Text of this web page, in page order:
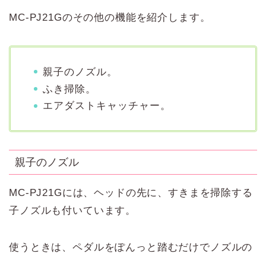
MC-PJ21Gのその他の機能を紹介します。
親子のノズル。
ふき掃除。
エアダストキャッチャー。
親子のノズル
MC-PJ21Gには、ヘッドの先に、すきまを掃除する
子ノズルも付いています。
使うときは、ペダルをぽんっと踏むだけでノズルの